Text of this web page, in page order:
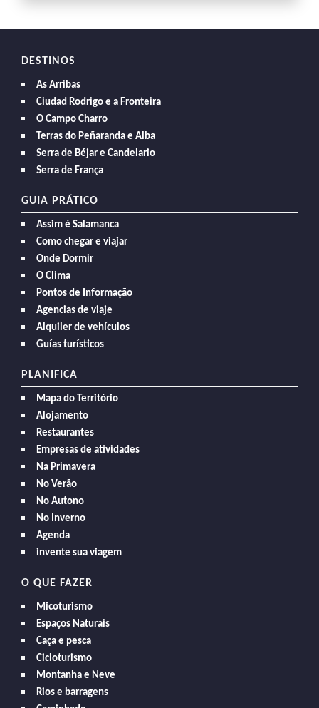
DESTINOS
As Arribas
Ciudad Rodrigo e a Fronteira
O Campo Charro
Terras do Peñaranda e Alba
Serra de Béjar e Candelario
Serra de França
GUIA PRÁTICO
Assim é Salamanca
Como chegar e viajar
Onde Dormir
O Clima
Pontos de Informação
Agencias de viaje
Alquiler de vehículos
Guías turísticos
PLANIFICA
Mapa do Território
Alojamento
Restaurantes
Empresas de atividades
Na Primavera
No Verão
No Autono
No Inverno
Agenda
invente sua viagem
O QUE FAZER
Micoturismo
Espaços Naturais
Caça e pesca
Cicloturismo
Montanha e Neve
Rios e barragens